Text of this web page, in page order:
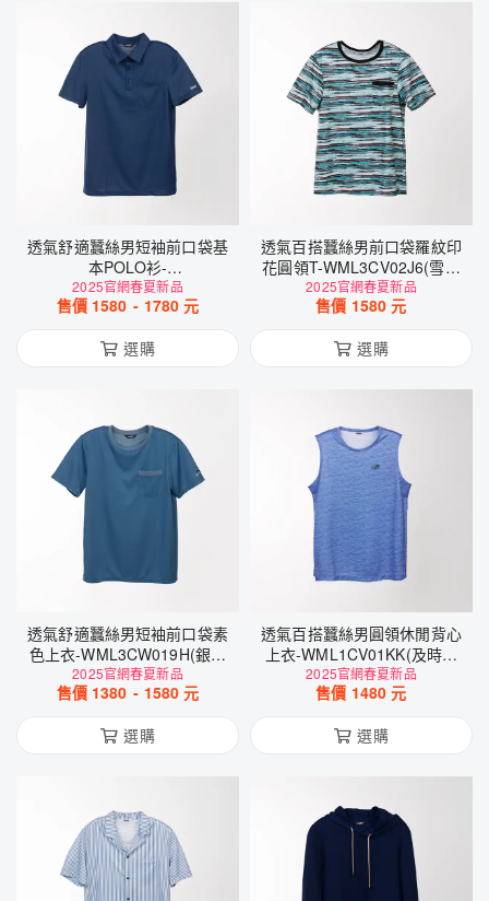
透氣舒適蠶絲男短袖前口袋基
本POLO衫-
WML3CW0291(靛藍色)
2025官網春夏新品
售價 1580 - 1780 元
選購
透氣百搭蠶絲男前口袋羅紋印
花圓領T-WML3CV02J6(雪點
橫紋-綠)
2025官網春夏新品
售價 1580 元
選購
透氣舒適蠶絲男短袖前口袋素
色上衣-WML3CW019H(銀湖
藍)
2025官網春夏新品
售價 1380 - 1580 元
選購
透氣百搭蠶絲男圓領休閒背心
上衣-WML1CV01KK(及時雨
紋-紫綠)
2025官網春夏新品
售價 1480 元
選購